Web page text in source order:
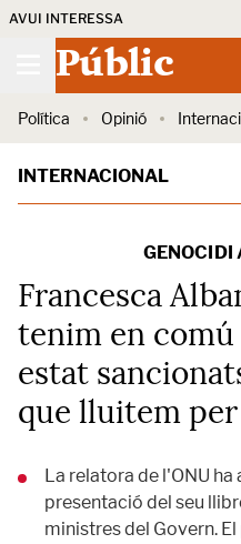
AVUI INTERESSA
Públic
Política Opinió
INTERNACIONAL
GENOCIDI
Francesca
tenim en comú
estat
que lluitem
La relatora de l'ONU
presentació del seu
ministres del Govern.